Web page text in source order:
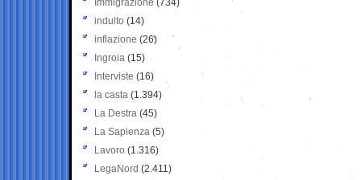
Immigrazione (734)
indulto (14)
inflazione (26)
Ingroia (15)
Interviste (16)
la casta (1.394)
La Destra (45)
La Sapienza (5)
Lavoro (1.316)
LegaNord (2.411)